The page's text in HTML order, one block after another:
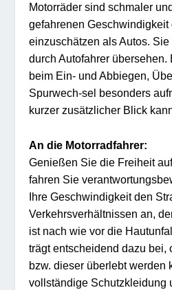
Motorräder sind schmaler
gefahrenen Geschwindigkeit
einzuschätzen als Autos.
durch Autofahrer
beim Ein- und Abbiegen,
Spurwech-sel besonders
kurzer zusätzlicher Blick
An die Motorradfahrer:
Genießen Sie die Freiheit
fahren Sie
Ihre Geschwindigkeit den
Verkehrsverhältnissen an,
ist nach wie vor die
trägt entscheidend dazu bei,
bzw. dieser überlebt werden
vollständige Schutzkleidung